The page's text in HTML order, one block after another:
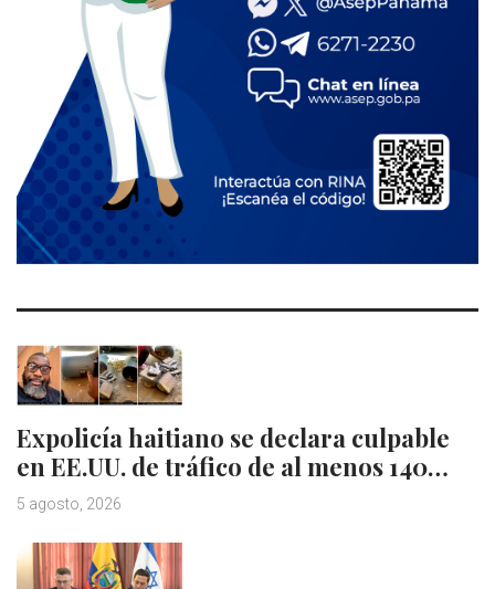
Expolicía haitiano se declara culpable
en EE.UU. de tráfico de al menos 140…
5 agosto, 2026